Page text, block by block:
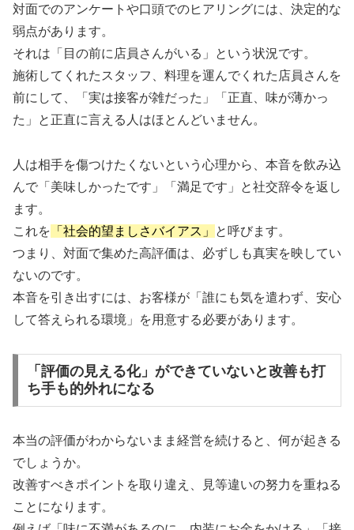
対面でのアンケートや口頭でのヒアリングには、決定的な
弱点があります。
それは「目の前に店員さんがいる」という状況です。
施術してくれたスタッフ、料理を運んでくれた店員さんを
前にして、「実は接客が雑だった」「正直、味が薄かっ
た」と正直に言える人はほとんどいません。
人は相手を傷つけたくないという心理から、本音を飲み込
んで「美味しかったです」「満足です」と社交辞令を返し
ます。
これを 「社会的望ましさバイアス」
と呼びます。
つまり、対面で集めた高評価は、必ずしも真実を映してい
ないのです。
本音を引き出すには、お客様が「誰にも気を遣わず、安心
して答えられる環境」を用意する必要があります。
「評価の見える化」ができていないと改善も打
ち手も的外れになる
本当の評価がわからないまま経営を続けると、何が起きる
でしょうか。
改善すべきポイントを取り違え、見等違いの努力を重ねる
ことになります。